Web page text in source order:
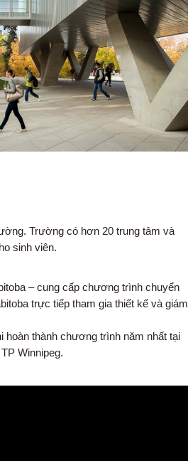
Trường có hơn 20 trung tâm và
sinh viên.
– cung cấp chương trình chuyển
trực tiếp tham gia thiết kế và giám
thành chương trình năm nhất tại
Winnipeg.